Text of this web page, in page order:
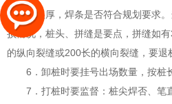
巨细、板厚，焊条是否符合规划要求
损情况，桩头、拼缝是要点，拼缝如
的纵向裂缝或200长的横向裂缝，要退
6．卸桩时要挂号出场数量，按桩
7．打桩时要监督：桩尖焊否、笔